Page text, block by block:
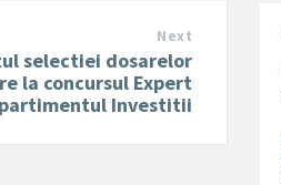
Next
selectiei dosarelor
la concursul Expert
Investitii